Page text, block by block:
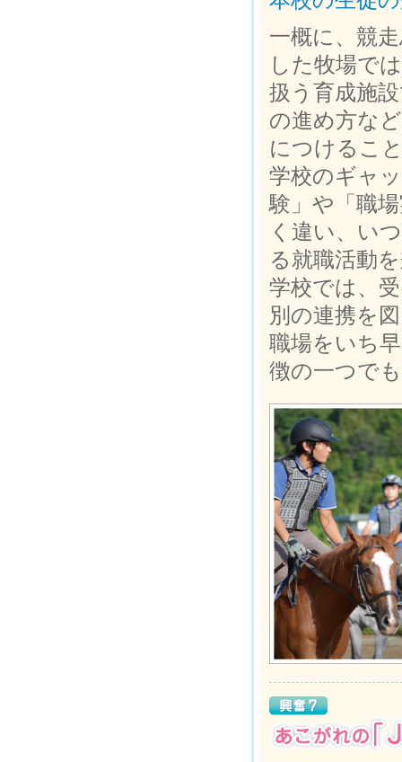
一概に、競
した牧場で
扱う育成施
の進め方な
につけるこ
学校のギャ
験」や「職
く違い、い
る就職活動
学校では、
別の連携を
職場をいち
徴の一つで